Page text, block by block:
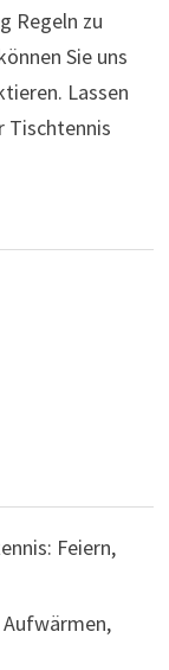
Regeln zu
Sie uns
Lassen
Tischtennis
Feiern,